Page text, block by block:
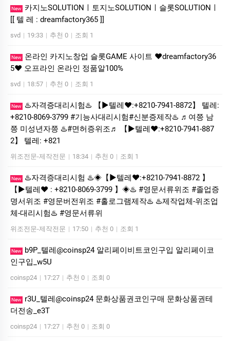
New
카­지노SOLUTIONㅣ토지노SOLUTIONㅣ슬롯SOLUTIONㅣ
[[ 텔 레 : dreamfactory365 ]]
svd | 19:33 | 추천 0 | 조회 1
New
온라인 카지노창업 슬롯GAME 사이트 ❤dreamfactory36
5❤ 오프라인 온라인 정품알100%
svd | 18:57 | 추천 0 | 조회 1
New
♨️자격증대리시험♨️ 【▶텔레♥:+8210-7941-8872】 텔레:
+8210-8069-3799 #기능사대리시험#신분증제작♨️ ♬여쯩 남
쯩 미성년자쯩 ♨️#면허증위조♬ 【▶텔레♥:+8210-7941-887
2】 텔레: +821
위조전문-제작전문 | 18:34 | 추천 0 | 조회 1
New
♨️자격증대리시험 ♨️◈【▶텔레♥:+8210-7941-8872 】
【▶텔레♥ : +8210-8069-3799 】◈♨️ #영문서류위조 #졸업증
명서위조 #영문버전위조 #홀로그램제작♨️ ♨️제작업체-위조업
체-대리시험♨️ #영문서류위
위조전문-제작전문 | 17:50 | 추천 0 | 조회 1
New
b9P_텔레@coinsp24 알리페이비트코인구입 알리페이코
인구입_w5U
coinsp24 | 17:27 | 추천 0 | 조회 0
New
r3U_텔레@coinsp24 문화상품권코인구매 문화상품권테
더전송_e3T
coinsp24 | 17:27 | 추천 0 | 조회 0